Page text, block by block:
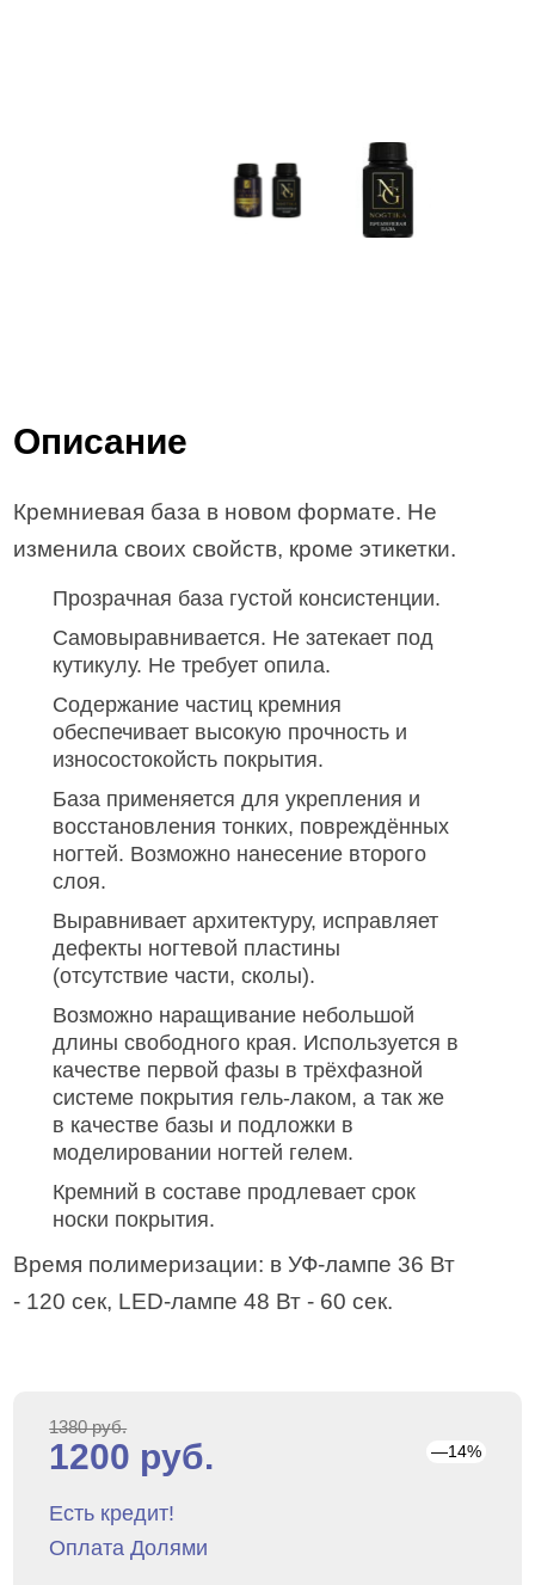
Описание
Кремниевая база в новом формате. Не
изменила своих свойств, кроме этикетки.
Прозрачная база густой консистенции.
Самовыравнивается. Не затекает под
кутикулу. Не требует опила.
Содержание частиц кремния
обеспечивает высокую прочность и
износостокойсть покрытия.
База применяется для укрепления и
восстановления тонких, повреждённых
ногтей. Возможно нанесение второго
слоя.
Выравнивает архитектуру, исправляет
дефекты ногтевой пластины
(отсутствие части, сколы).
Возможно наращивание небольшой
длины свободного края. Используется в
качестве первой фазы в трёхфазной
системе покрытия гель-лаком, а так же
в качестве базы и подложки в
моделировании ногтей гелем.
Кремний в составе продлевает срок
носки покрытия.
Время полимеризации: в УФ-лампе 36 Вт
- 120 сек, LED-лампе 48 Вт - 60 сек.
1380 руб.
1200 руб. —14%
Есть кредит!
Оплата Долями